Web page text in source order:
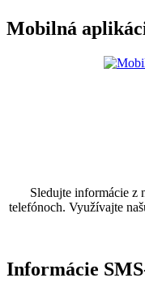
Mobilná
Sledujte informácie z
telefónoch. Využívajte
Informácie